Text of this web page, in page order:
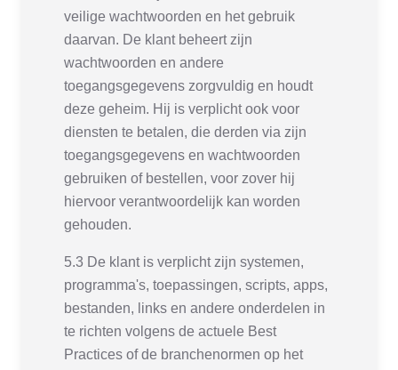
veilige wachtwoorden en het gebruik
daarvan. De klant beheert zijn
wachtwoorden en andere
toegangsgegevens zorgvuldig en houdt
deze geheim. Hij is verplicht ook voor
diensten te betalen, die derden via zijn
toegangsgegevens en wachtwoorden
gebruiken of bestellen, voor zover hij
hiervoor verantwoordelijk kan worden
gehouden.
5.3 De klant is verplicht zijn systemen,
programma's, toepassingen, scripts, apps,
bestanden, links en andere onderdelen in
te richten volgens de actuele Best
Practices of de branchenormen op het